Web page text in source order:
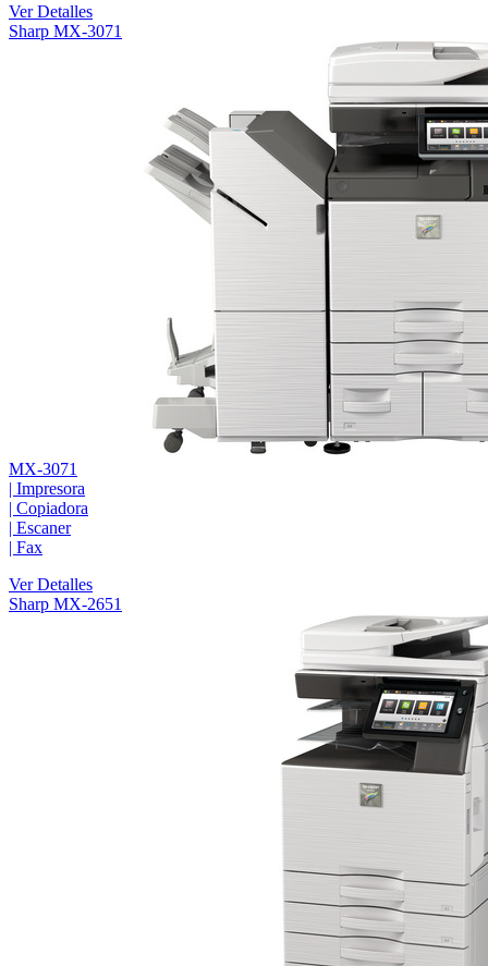
Ver Detalles
Sharp MX-3071
MX-3071
| Impresora
| Copiadora
| Escaner
| Fax
Ver Detalles
Sharp MX-2651